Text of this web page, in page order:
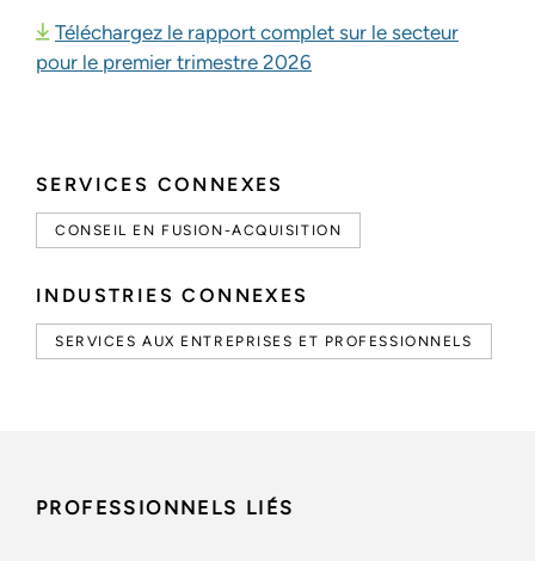
SERVICES CONNEXES
CONSEIL EN FUSION-ACQUISITION
INDUSTRIES CONNEXES
SERVICES AUX ENTREPRISES ET PROFESSIONNELS
Téléchargez le rapport complet sur le secteur
pour le premier trimestre 2026
PROFESSIONNELS LIÉS